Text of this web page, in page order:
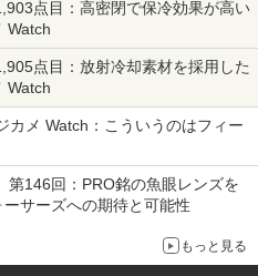
点目：高密閉で保冷効果が高い
Watch
点目：放射冷却素材を採用した
Watch
カメ Watch：こういうのはフィー
第146回：PRO銘の魚眼レンズを
ーサーズへの期待と可能性
もっと見る